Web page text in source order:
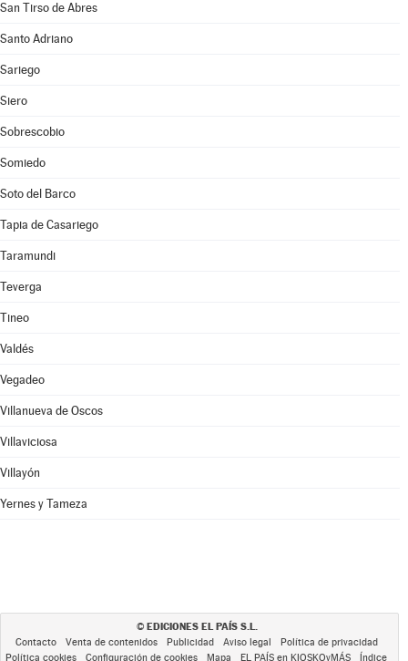
San Tirso de Abres
Santo Adriano
Sariego
Siero
Sobrescobio
Somiedo
Soto del Barco
Tapia de Casariego
Taramundi
Teverga
Tineo
Valdés
Vegadeo
Villanueva de Oscos
Villaviciosa
Villayón
Yernes y Tameza
© EDICIONES EL PAÍS S.L.
Contacto Venta de contenidos Publicidad Aviso legal
Política de privacidad
Política cookies
Configuración de cookies Mapa EL PAÍS en KIOSKOyMÁS Índice